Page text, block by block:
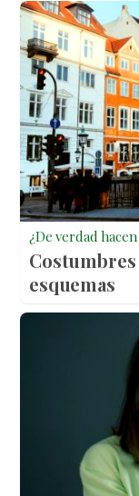
¿De verdad
esquemas